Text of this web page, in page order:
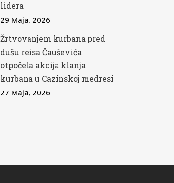
lidera
29 Maja, 2026
Žrtvovanjem kurbana pred
dušu reisa Čauševića
otpočela akcija klanja
kurbana u Cazinskoj medresi
27 Maja, 2026